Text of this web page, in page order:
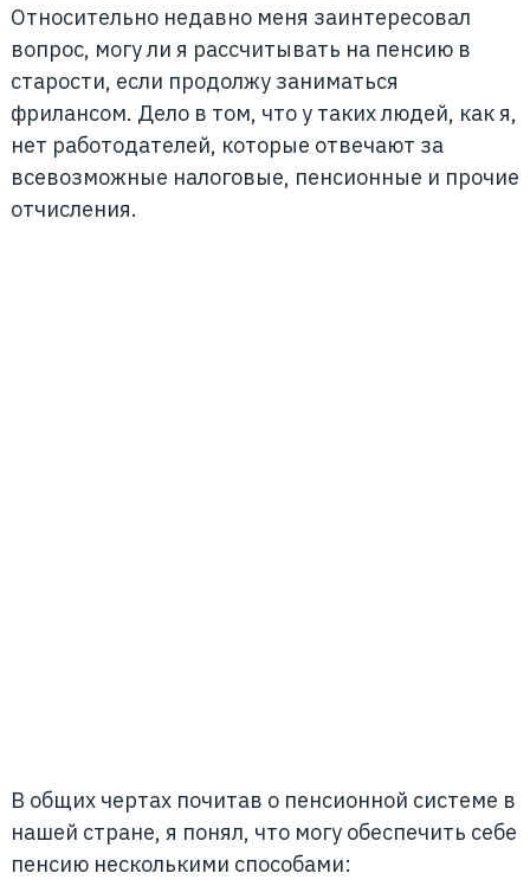
Относительно недавно меня заинтересовал
вопрос, могу ли я рассчитывать на пенсию в
старости, если продолжу заниматься
фрилансом. Дело в том, что у таких людей, как я,
нет работодателей, которые отвечают за
всевозможные налоговые, пенсионные и прочие
отчисления.
В общих чертах почитав о пенсионной системе в
нашей стране, я понял, что могу обеспечить себе
пенсию несколькими способами: